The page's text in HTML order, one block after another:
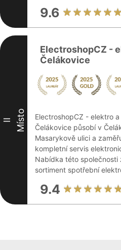
9.6
II Místo
ElectroshopCZ -
Čelákovice
ElectroshopCZ - elektro a
Čelákovice působí v
Masarykově ulici a
kompletní servis
Nabídka této společnosti
sortiment spotřební
9.4